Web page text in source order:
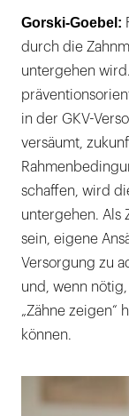
Gorski-Goebel:
durch die
untergehen
in der GKV-
versäumt,
schaffen, wird
untergehen. Als
sein, eigene
Versorgung zu
und, wenn
„Zähne zeigen“
können.